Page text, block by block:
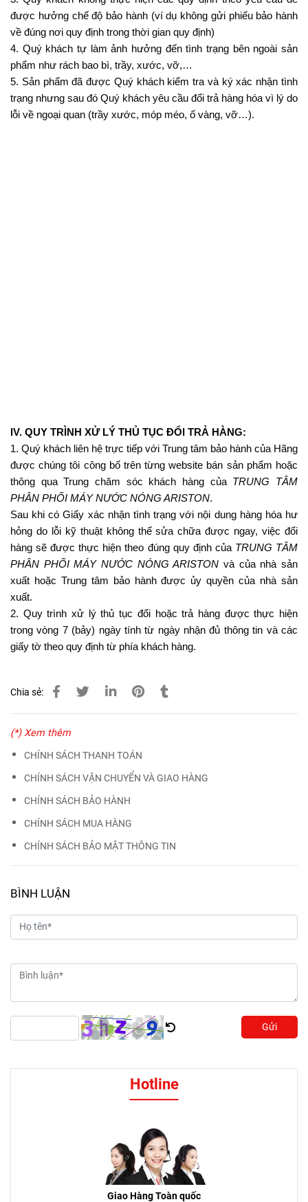
được hưởng chế độ bảo hành (ví dụ không gửi phiếu bảo hành
về đúng nơi quy định trong thời gian quy định)
4. Quý khách tự làm ảnh hưởng đến tình trạng bên ngoài sản
phẩm như rách bao bì, trầy, xước, vỡ,…
5. Sản phẩm đã được Quý khách kiểm tra và ký xác nhận tình
trạng nhưng sau đó Quý khách yêu cầu đổi trả hàng hóa vì lý do
lỗi về ngoại quan (trầy xước, móp méo, ố vàng, vỡ…).
giấy tờ theo quy định từ phía khách hàng.
Chia sẻ:
(*) Xem thêm
CHÍNH SÁCH THANH TOÁN
CHÍNH SÁCH VẬN CHUYỂN VÀ GIAO HÀNG
CHÍNH SÁCH BẢO HÀNH
CHÍNH SÁCH MUA HÀNG
CHÍNH SÁCH BẢO MẬT THÔNG TIN
Hotline
0909 469 169
Bảo hành Ariston
1800 1517
SẢN PHẨM
MÁY NƯỚC NÓNG TRỰC TIẾP ARISON
MÁY NƯỚC NÓNG GIÁN TIẾP ARISTON
MÁY NƯỚC NÓNG NĂNG LƯỢNG MẶT TRỜI ARISTON ECO2